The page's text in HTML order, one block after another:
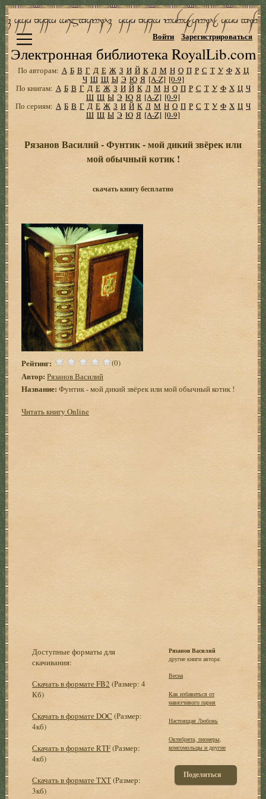
Электронная библиотека RoyalLib.com
Войти Зарегистрироваться
По авторам: А Б В Г Д Е Ж З И Й К Л М Н О П Р С Т У Ф Х Ц
Ч Ш Щ Ы Э Ю Я [A-Z] [0-9]
По книгам: А Б В Г Д Е Ж З И Й К Л М Н О П Р С Т У Ф Х Ц Ч
Ш Щ Ы Э Ю Я [A-Z] [0-9]
По сериям: А Б В Г Д Е Ж З И Й К Л М Н О П Р С Т У Ф Х Ц Ч
Ш Щ Ы Э Ю Я [A-Z] [0-9]
Рязанов Василий - Фунтик - мой дикий звёрек или
мой обычный котик !
скачать книгу бесплатно
Рейтинг: (0)
Автор: Рязанов Василий
Название: Фунтик - мой дикий звёрек или мой обычный котик !
Читать книгу Online
Доступные форматы для
скачивания:
Скачать в формате FB2 (Размер: 4
Кб)
Скачать в формате DOC (Размер:
4кб)
Скачать в формате RTF(Размер:
4кб)
Скачать в формате TXT(Размер:
3кб)
Рязанов Василий
другие книги автора:
Весна
Как избавиться от
навязчивого парня
Настоящая Любовь
Октябрята, пионеры,
комсомольцы и другие
Поделиться